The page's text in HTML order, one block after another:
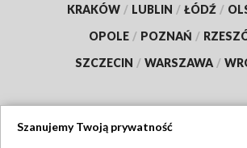
KRAKÓW / LUBLIN / ŁÓDŹ /
OPOLE / POZNAŃ /
SZCZECIN / WARSZAWA /
Szanujemy Twoją prywatność